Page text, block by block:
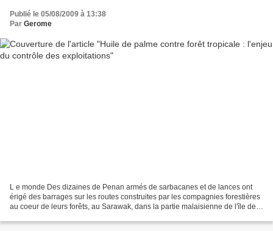
Publié le 05/08/2009 à 13:38
Par Gerome
L e monde Des dizaines de Penan armés de sarbacanes et de lances ont
érigé des barrages sur les routes construites par les compagnies forestières
au coeur de leurs forêts, au Sarawak, dans la partie malaisienne de l'île de